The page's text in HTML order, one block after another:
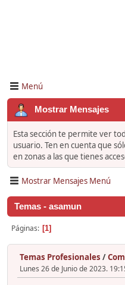
Menú
Mostrar Mensajes
Esta sección te permite ver
usuario. Ten en cuenta que
en zonas a las que tienes
Mostrar Mensajes Menú
Temas - asamun
Páginas 1
Temas Profesionales /
Lunes 26 de Junio de 2023.